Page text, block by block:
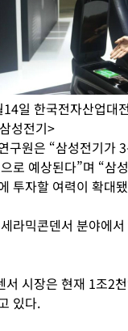
일 한국전자산업대
성전기>
구원은 “삼성전기가
로 예상된다”며 “삼
투자할 여력이 확대
라믹콘덴서 분야에
시장은 현재 1조2
있다.